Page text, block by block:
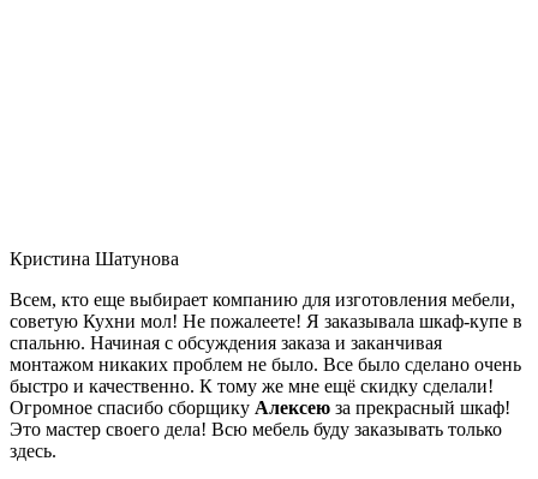
Кристина Шатунова
Всем, кто еще выбирает компанию для изготовления мебели,
советую Кухни мол! Не пожалеете! Я заказывала шкаф-купе в
спальню. Начиная с обсуждения заказа и заканчивая
монтажом никаких проблем не было. Все было сделано очень
быстро и качественно. К тому же мне ещё скидку сделали!
Огромное спасибо сборщику Алексею за прекрасный шкаф!
Это мастер своего дела! Всю мебель буду заказывать только
здесь.